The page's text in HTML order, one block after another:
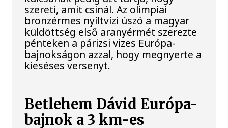
szereti, amit csinál. Az olimpiai
bronzérmes nyíltvízi úszó a magyar
küldöttség első aranyérmét szerezte
pénteken a párizsi vizes Európa-
bajnokságon azzal, hogy megnyerte a
kieséses versenyt.
Betlehem Dávid Európa-
bajnok a 3 km-es